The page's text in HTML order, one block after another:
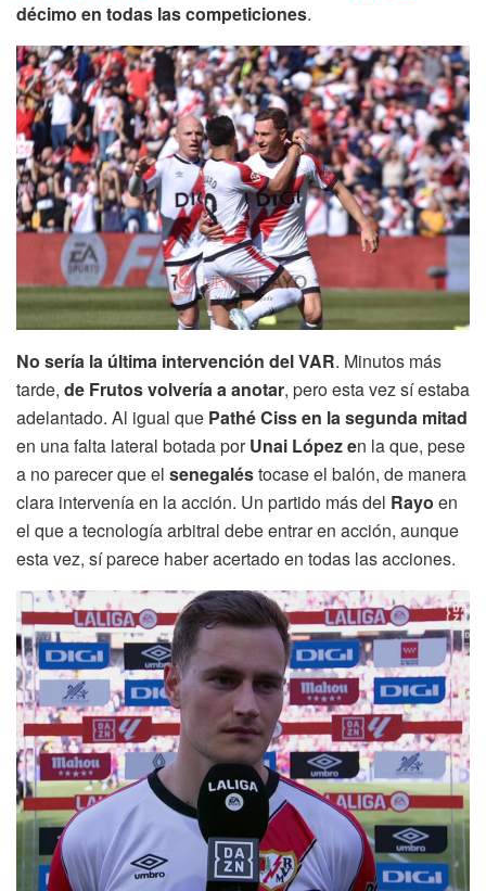
décimo en todas las competiciones.
No sería la última intervención del VAR. Minutos más
tarde, de Frutos volvería a anotar, pero esta vez sí estaba
adelantado. Al igual que Pathé Ciss en la segunda mitad
en una falta lateral botada porUnai López en la que, pese
a no parecer que el senegaléstocase el balón, de manera
clara intervenía en la acción. Un partido más del Rayo en
el que a tecnología arbitral debe entrar en acción, aunque
esta vez, sí parece haber acertado en todas las acciones.